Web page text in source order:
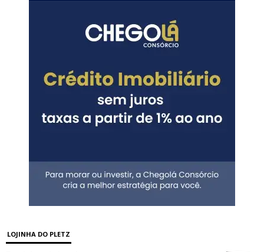
LOJINHA DO PLETZ